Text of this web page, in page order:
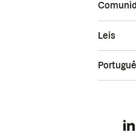
Leis